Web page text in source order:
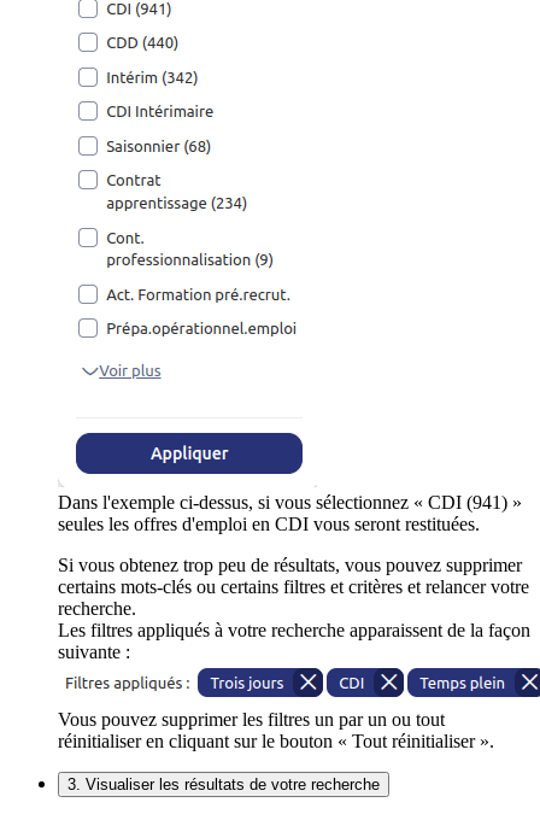
Dans l'exemple ci-dessus, si vous sélectionnez « CDI (941) »
seules les offres d'emploi en CDI vous seront restituées.
Si vous obtenez trop peu de résultats, vous pouvez supprimer
certains mots-clés ou certains filtres et critères et relancer votre
recherche.
Les filtres appliqués à votre recherche apparaissent de la façon
suivante :
Vous pouvez supprimer les filtres un par un ou tout
réinitialiser en cliquant sur le bouton « Tout réinitialiser ».
3. Visualiser les résultats de votre recherche